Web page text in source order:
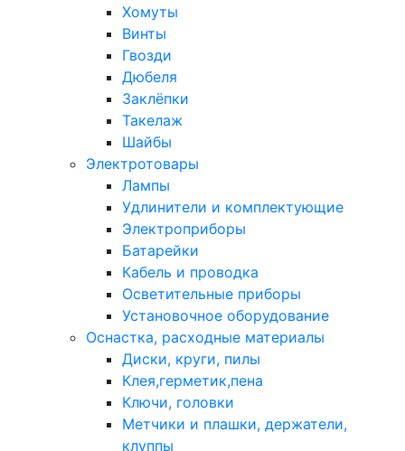
Хомуты
Винты
Гвозди
Дюбеля
Заклёпки
Такелаж
Шайбы
Электротовары
Лампы
Удлинители и комплектующие
Электроприборы
Батарейки
Кабель и проводка
Осветительные приборы
Установочное оборудование
Оснастка, расходные материалы
Диски, круги, пилы
Клея,герметик,пена
Ключи, головки
Метчики и плашки, держатели,
клуппы